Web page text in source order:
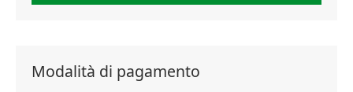
Modalità di pagamento